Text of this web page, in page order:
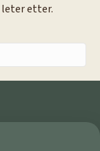
leter etter.